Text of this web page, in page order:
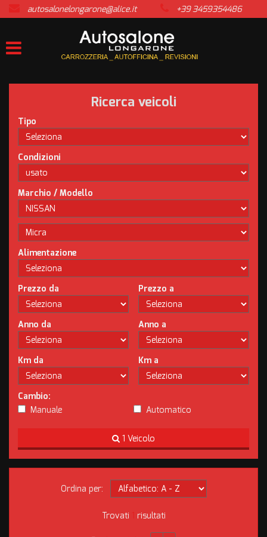
HOME
LISTA VEICOLI
ACQUISTIAMO USATO
ASSISTENZA
CONTATTI
NEWS
AREA COMMERCIANTI
autosalonelongarone@alice.it +39 3459354486
Ricerca veicoli
Tipo
Condizioni
Marchio / Modello
Alimentazione
Prezzo da Prezzo a
Anno da Anno a
Km da Km a
Cambio:
Manuale
Automatico
1 Veicolo
Ordina per:
Trovati risultati